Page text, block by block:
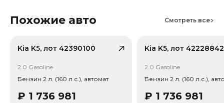
дефектовку и точные сроки логистики. Работаем и
Число собственников по истории обращений - 1,
зафиксировано.
Похожие авто Смотреть все
Kia K5, лот 42390100
2.0 Gasoline
Бензин 2 л. (160 л.с.), автомат
₽ 1 736 981
Kia K5, лот 42228842
2.0 Gasoline
Бензин 2 л. (160 л.с.),
₽ 1 736 981